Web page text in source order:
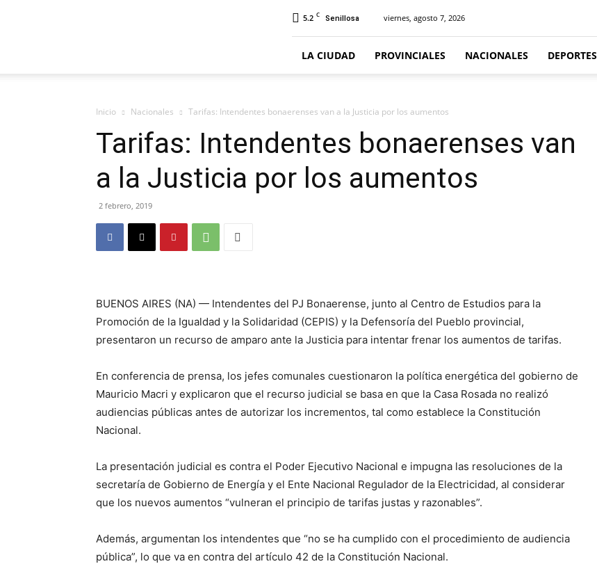
5.2 C Senillosa viernes, agosto 7, 2026
LA CIUDAD PROVINCIALES NACIONALES DEPORTES
Inicio Nacionales Tarifas: Intendentes bonaerenses van a la Justicia por los aumentos
Tarifas: Intendentes bonaerenses van
a la Justicia por los aumentos
2 febrero, 2019
BUENOS AIRES (NA) — Intendentes del PJ Bonaerense, junto al Centro de Estudios para la
Promoción de la Igualdad y la Solidaridad (CEPIS) y la Defensoría del Pueblo provincial,
presentaron un recurso de amparo ante la Justicia para intentar frenar los aumentos de tarifas.
En conferencia de prensa, los jefes comunales cuestionaron la política energética del gobierno de
Mauricio Macri y explicaron que el recurso judicial se basa en que la Casa Rosada no realizó
audiencias públicas antes de autorizar los incrementos, tal como establece la Constitución
Nacional.
La presentación judicial es contra el Poder Ejecutivo Nacional e impugna las resoluciones de la
secretaría de Gobierno de Energía y el Ente Nacional Regulador de la Electricidad, al considerar
que los nuevos aumentos “vulneran el principio de tarifas justas y razonables”.
Además, argumentan los intendentes que “no se ha cumplido con el procedimiento de audiencia
pública”, lo que va en contra del artículo 42 de la Constitución Nacional.